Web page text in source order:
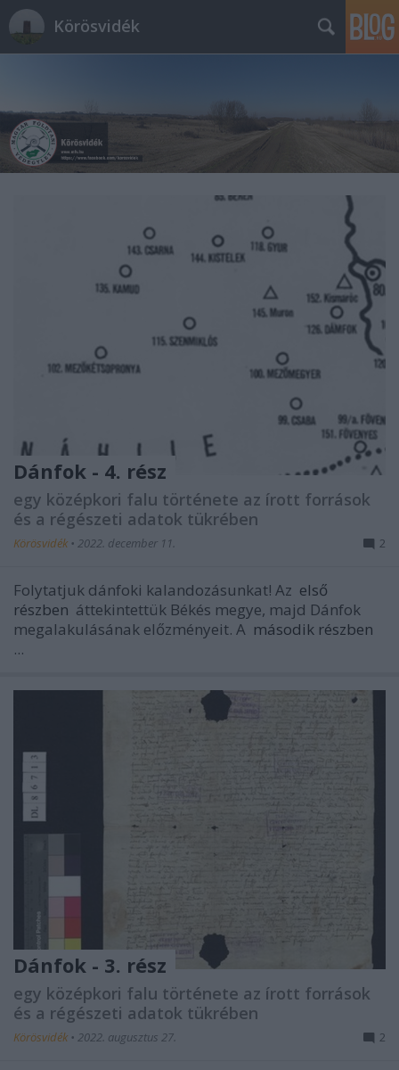
Körösvidék
Dánfok - 4. rész
egy középkori falu története az írott források
és a régészeti adatok tükrében
Körösvidék • 2022. december 11. 2
Folytatjuk dánfoki kalandozásunkat! Az első
részben áttekintettük Békés megye, majd Dánfok
megalakulásának előzményeit. A második részben
...
Dánfok - 3. rész
egy középkori falu története az írott források
és a régészeti adatok tükrében
Körösvidék • 2022. augusztus 27. 2